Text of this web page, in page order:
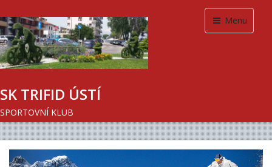
Menu
SK TRIFID ÚSTÍ
SPORTOVNÍ KLUB
Previous Next